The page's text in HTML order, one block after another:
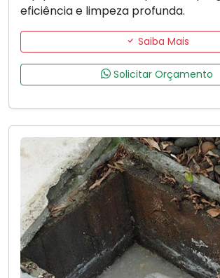
eficiência e limpeza profunda.
Saiba Mais
Solicitar Orçamento